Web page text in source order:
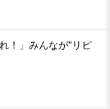
！」みんなが"リピ